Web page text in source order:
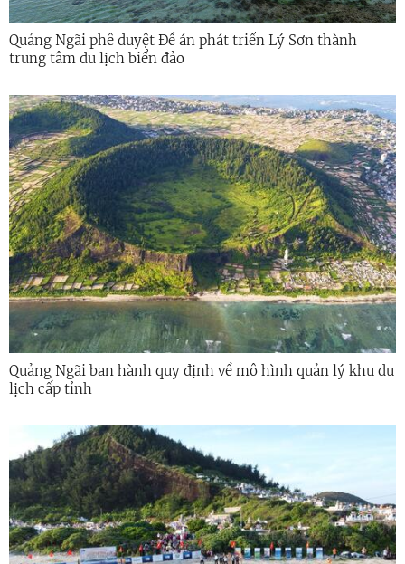
Quảng Ngãi phê duyệt Đề án phát triển Lý Sơn thành
trung tâm du lịch biển đảo
Quảng Ngãi ban hành quy định về mô hình quản lý khu du
lịch cấp tỉnh